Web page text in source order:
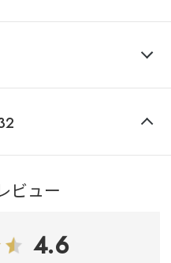
ビュー
4.6